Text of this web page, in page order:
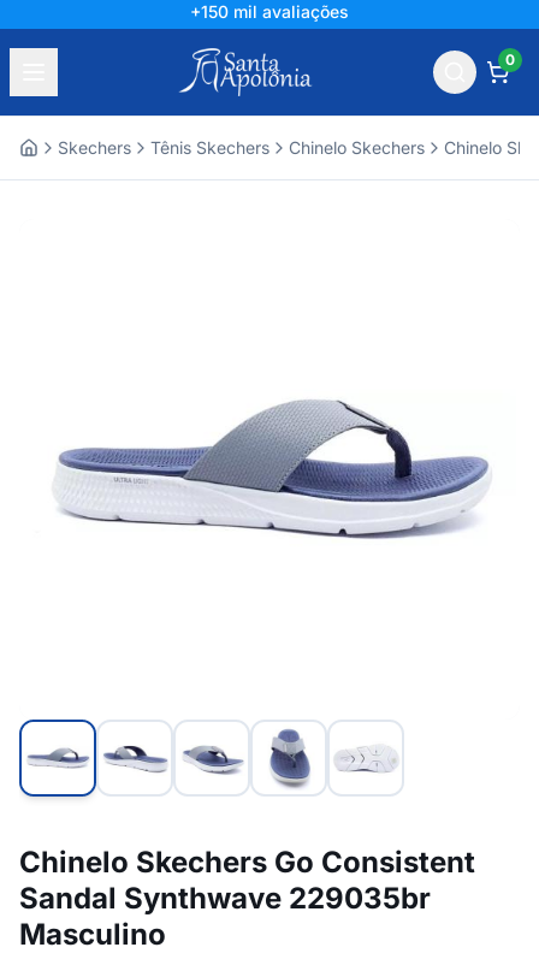
+150 mil avaliações
0
Skechers Tênis Skechers Chinelo Skechers Chinelo
Chinelo Skechers Go Consistent
Sandal Synthwave 229035br
Masculino